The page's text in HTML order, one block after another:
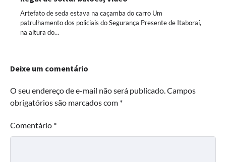
Artefato de seda estava na caçamba do carro Um
patrulhamento dos policiais do Segurança Presente de Itaboraí,
na altura do…
Deixe um comentário
O seu endereço de e-mail não será publicado. Campos
obrigatórios são marcados com *
Comentário *